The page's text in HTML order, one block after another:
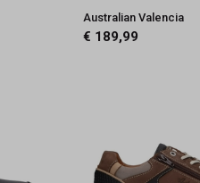
Australian Valencia
€ 189,99